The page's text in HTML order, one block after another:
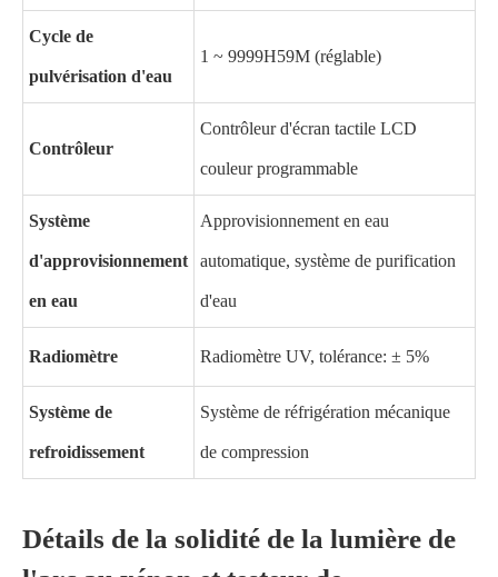
Cycle de
pulvérisation d'eau
1 ~ 9999H59M (réglable)
Contrôleur
Contrôleur d'écran tactile LCD
couleur programmable
Système
d'approvisionnement
en eau
Approvisionnement en eau
automatique, système de purification
d'eau
Radiomètre Radiomètre UV, tolérance: ± 5%
Système de
refroidissement
Système de réfrigération mécanique
de compression
Détails de la solidité de la lumière de